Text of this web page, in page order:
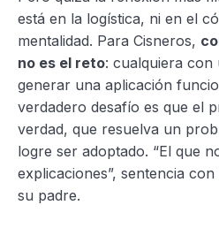
está en la logística, ni en el
mentalidad. Para Cisneros,
no es el reto: cualquiera
generar una aplicación
verdadero desafío es que el
verdad, que resuelva un
logre ser adoptado. “El que
explicaciones”, sentencia
su padre.